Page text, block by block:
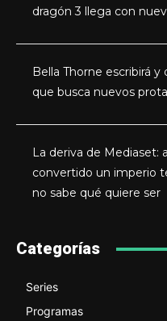
dragón 3 llega con
Bella Thorne escribirá y
que busca nuevos
La deriva de Mediaset:
convertido un imperio
no sabe qué quiere ser
Categorías
Series
Programas